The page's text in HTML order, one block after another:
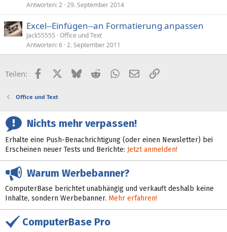
Antworten 2 29. September 2014
Excel--Einfügen--an Formatierung anpassen
Jack55555 Office und Text
Antworten 6 2. September 2011
Teilen: FacebookX (Twitter)
BlueskyRedditWhatsApp
E-MailLink
Office und Text
Nichts mehr verpassen!
Erhalte eine Push-Benachrichtigung (oder einen Newsletter) bei
Erscheinen neuer Tests und Berichte: Jetzt anmelden!
Warum Werbebanner?
ComputerBase berichtet unabhängig und verkauft deshalb keine
Inhalte, sondern Werbebanner. Mehr erfahren!
ComputerBase Pro